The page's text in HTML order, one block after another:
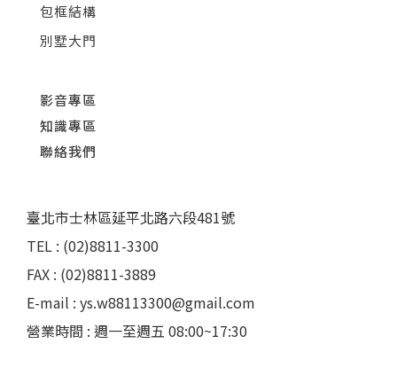
包框結構
別墅大門
影音專區
知識專區
聯絡我們
臺北市士林區延平北路六段481號
TEL : (02)8811-3300
FAX : (02)8811-3889
E-mail : ys.w88113300@gmail.com
營業時間 : 週一至週五 08:00~17:30